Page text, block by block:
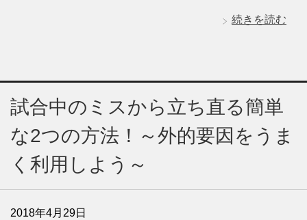
続きを読む
試合中のミスから立ち直る簡単
な2つの方法！～外的要因をうま
く利用しよう～
2018年4月29日